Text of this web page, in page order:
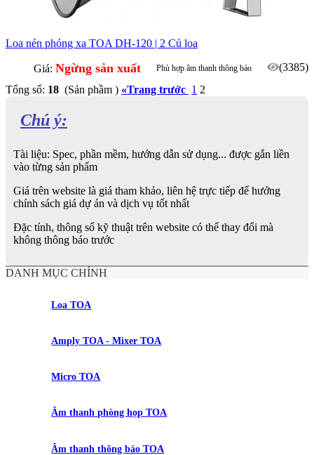
Loa nén phóng xa TOA DH-120 | 2 Củ loa
Giá: Ngừng sản xuất (3385)
Phù hợp âm thanh thông báo
Tổng số: 18 (Sản phầm ) «Trang trước 1 2
Chú ý:
Tài liệu: Spec, phần mềm, hướng dẫn sử dụng... được gắn liền
vào từng sản phẩm
Giá trên website là giá tham khảo, liên hệ trực tiếp để hưởng
chính sách giá dự án và dịch vụ tốt nhất
Đặc tính, thông số kỹ thuật trên website có thể thay đổi mà
không thông báo trước
DANH MỤC CHÍNH
Loa TOA
Amply TOA - Mixer TOA
Micro TOA
Âm thanh phòng họp TOA
Âm thanh thông báo TOA